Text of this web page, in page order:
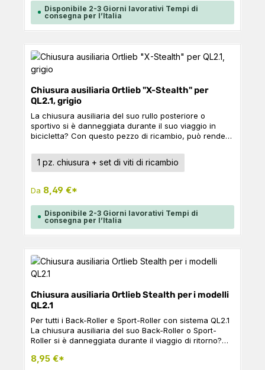
Disponibile 2-3 Giorni lavorativi Tempi di
consegna per l’Italia
Chiusura ausiliaria Ortlieb "X-Stealth" per
QL2.1, grigio
La chiusura ausiliaria del suo rullo posteriore o
sportivo si è danneggiata durante il suo viaggio in
bicicletta? Con questo pezzo di ricambio, può rendere
Back-Rollers e Sport-Rollers con sistema QL2.1.
Contenuto: 1 x chiusura ausiliaria da 25 mm in
Seleziona
Colore
1 pz. chiusura + set di viti di ricambio
Da 8,49 €*
Disponibile 2-3 Giorni lavorativi Tempi di
consegna per l’Italia
Chiusura ausiliaria Ortlieb Stealth per i modelli
QL2.1
Per tutti i Back-Roller e Sport-Roller con sistema QL2.1
La chiusura ausiliaria del suo Back-Roller o Sport-
Roller si è danneggiata durante il viaggio di ritorno?
borsa di nuovo adatta al turismo. Contenuto: 1 x
8,95 €*